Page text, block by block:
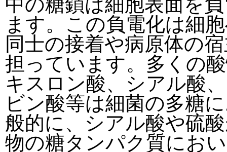
ます。この負電化は細
同士の接着や病原体の
担っています。多くの
キスロン酸、シアル酸
ビン酸等は細菌の多糖
般的に、シアル酸や硫
物の糖タンパク質にお